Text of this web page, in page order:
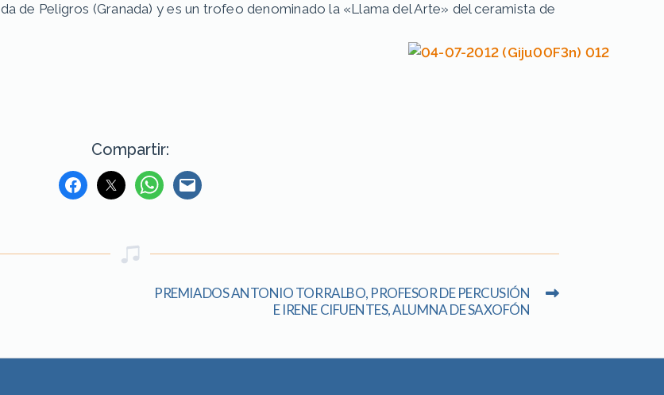
de Peligros (Granada) y es un trofeo denominado la «Llama del Arte» del ceramista de
Compartir:
PREMIADOS ANTONIO TORRALBO, PROFESOR DE PERCUSIÓN
E IRENE CIFUENTES, ALUMNA DE SAXOFÓN